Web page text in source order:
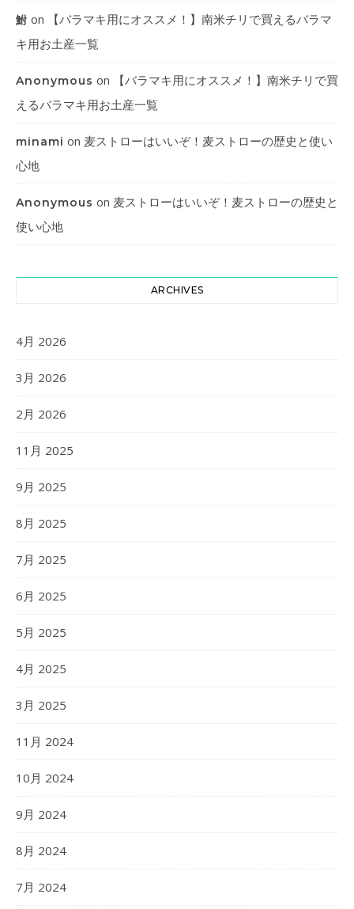
鮒 on
【バラマキ用にオススメ！】南米チリで買えるバラマ
キ用お土産一覧
Anonymous on
【バラマキ用にオススメ！】南米チリで買
えるバラマキ用お土産一覧
minami on 麦ストローはいいぞ！麦ストローの歴史と使い
心地
Anonymous on 麦ストローはいいぞ！麦ストローの歴史と
使い心地
ARCHIVES
4月 2026
3月 2026
2月 2026
11月 2025
9月 2025
8月 2025
7月 2025
6月 2025
5月 2025
4月 2025
3月 2025
11月 2024
10月 2024
9月 2024
8月 2024
7月 2024